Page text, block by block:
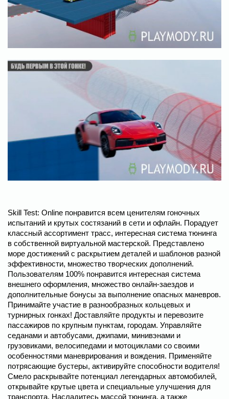
Skill Test: Online понравится всем ценителям гоночных
испытаний и крутых состязаний в сети и офлайн. Порадует
классный ассортимент трасс, интересная система тюнинга
в собственной виртуальной мастерской. Представлено
море достижений с раскрытием деталей и шаблонов разной
эффективности, множество творческих дополнений.
Пользователям 100% понравится интересная система
внешнего оформления, множество онлайн-заездов и
дополнительные бонусы за выполнение опасных маневров.
Принимайте участие в разнообразных кольцевых и
турнирных гонках! Доставляйте продукты и перевозите
пассажиров по крупным пунктам, городам. Управляйте
седанами и автобусами, джипами, минивэнами и
грузовиками, велосипедами и мотоциклами со своими
особенностями маневрирования и вождения. Применяйте
потрясающие бустеры, активируйте способности водителя!
Смело раскрывайте потенциал легендарных автомобилей,
открывайте крутые цвета и специальные улучшения для
транспорта. Насладитесь массой тюнинга, а также